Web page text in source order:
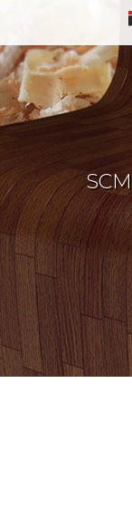
SCM